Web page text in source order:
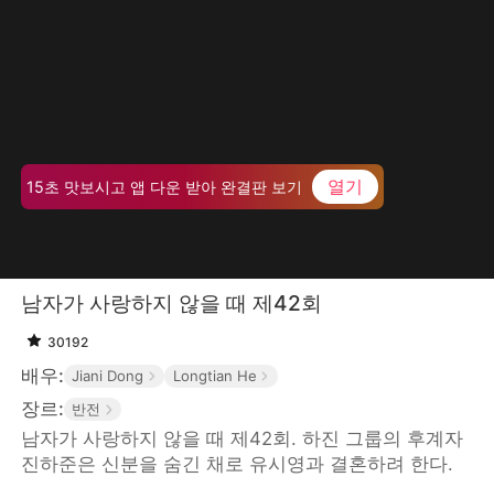
15초 맛보시고 앱 다운 받아 완결판 보기 열기
남자가 사랑하지 않을 때 제42회
30192
배우: Jiani Dong Longtian He
장르: 반전
남자가 사랑하지 않을 때 제42회. 하진 그룹의 후계자
진하준은 신분을 숨긴 채로 유시영과 결혼하려 한다.